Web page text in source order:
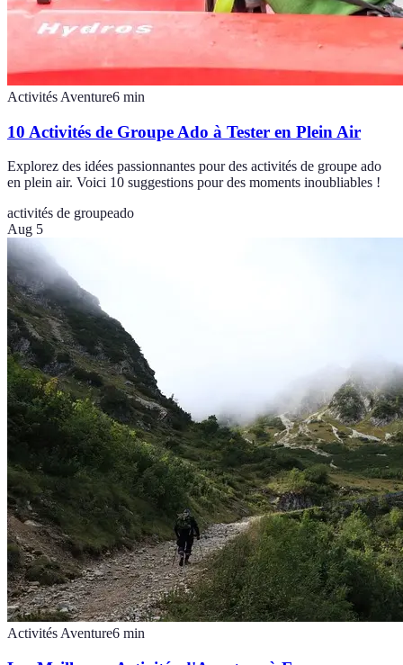
Activités Aventure6 min
10 Activités de Groupe Ado à Tester en Plein Air
Explorez des idées passionnantes pour des activités de groupe ado
en plein air. Voici 10 suggestions pour des moments inoubliables !
activités de groupeado
Aug 5
Activités Aventure6 min